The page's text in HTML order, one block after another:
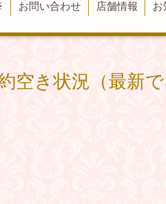
お問い合わせ 店舗情報 お
空き状況（最新